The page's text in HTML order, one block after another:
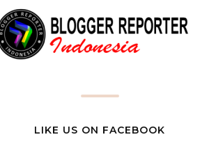
LIKE US ON FACEBOOK